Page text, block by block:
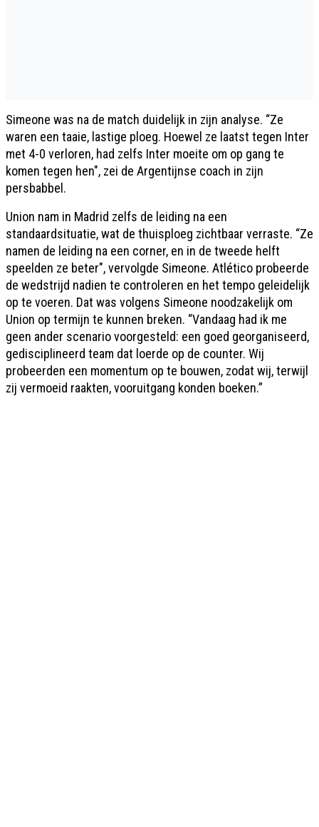
Simeone was na de match duidelijk in zijn analyse. “Ze
waren een taaie, lastige ploeg. Hoewel ze laatst tegen Inter
met 4-0 verloren, had zelfs Inter moeite om op gang te
komen tegen hen", zei de Argentijnse coach in zijn
persbabbel.
Union nam in Madrid zelfs de leiding na een
standaardsituatie, wat de thuisploeg zichtbaar verraste. “Ze
namen de leiding na een corner, en in de tweede helft
speelden ze beter", vervolgde Simeone. Atlético probeerde
de wedstrijd nadien te controleren en het tempo geleidelijk
op te voeren. Dat was volgens Simeone noodzakelijk om
Union op termijn te kunnen breken. “Vandaag had ik me
geen ander scenario voorgesteld: een goed georganiseerd,
gedisciplineerd team dat loerde op de counter. Wij
probeerden een momentum op te bouwen, zodat wij, terwijl
zij vermoeid raakten, vooruitgang konden boeken.”